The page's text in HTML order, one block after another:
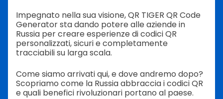
Impegnato nella sua visione, QR TIGER QR Code
Generator sta dando potere alle aziende in
Russia per creare esperienze di codici QR
personalizzati, sicuri e completamente
tracciabili su larga scala.
Come siamo arrivati qui, e dove andremo dopo?
Scopriamo come la Russia abbraccia i codici QR
e quali benefici rivoluzionari portano al paese.